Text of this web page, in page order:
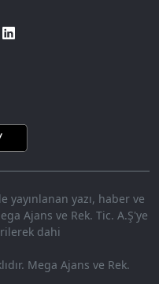
yazı, haber ve
Ajans ve Rek. Tic. A.Ş'ye
dahi
Mega Ajans ve Rek.